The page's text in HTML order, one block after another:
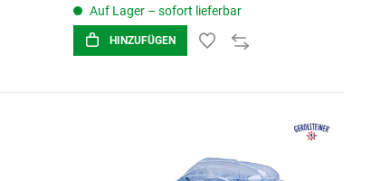
Auf Lager – sofort lieferbar
HINZUFÜGEN